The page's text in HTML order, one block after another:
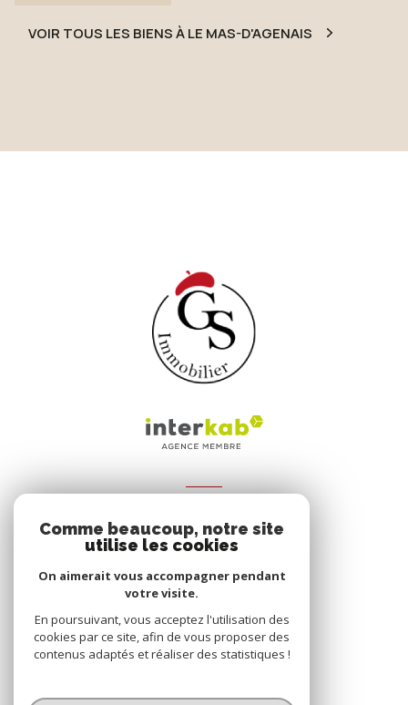
VOIR TOUS LES BIENS À LE MAS-D'AGENAIS
Nous adhérons
Comme beaucoup, notre site
utilise les cookies
On aimerait vous accompagner pendant
votre visite.
En poursuivant, vous acceptez l'utilisation des
cookies par ce site, afin de vous proposer des
contenus adaptés et réaliser des statistiques !